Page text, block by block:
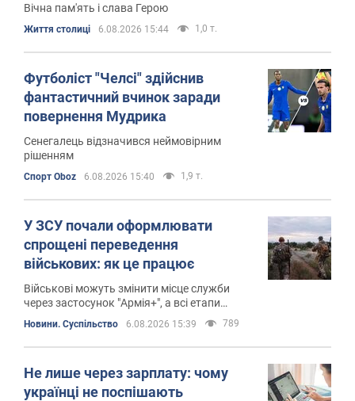
Вічна пам'ять і слава Герою
Життя столиці 6.08.2026 15:44 1,0 т.
Футболіст "Челсі" здійснив
фантастичний вчинок заради
повернення Мудрика
Сенегалець відзначився неймовірним
рішенням
Спорт Oboz 6.08.2026 15:40 1,9 т.
У ЗСУ почали оформлювати
спрощені переведення
військових: як це працює
Військові можуть змінити місце служби
через застосунок "Армія+", а всі етапи
оформлення відображаються онлайн
Новини. Суспільство 6.08.2026 15:39 789
Не лише через зарплату: чому
українці не поспішають